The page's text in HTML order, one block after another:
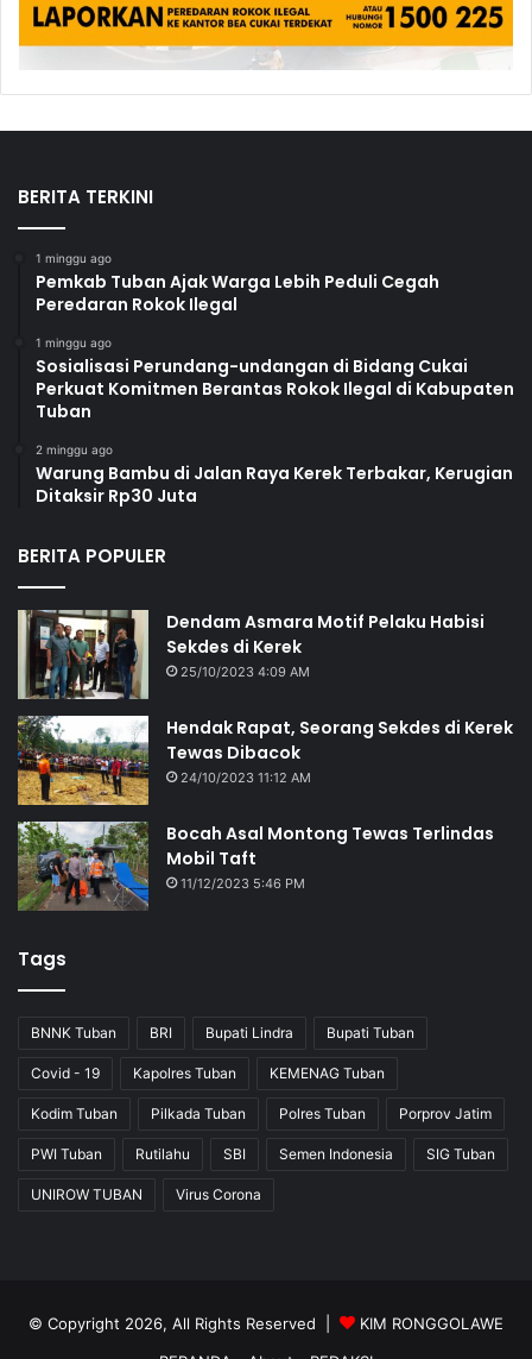
BERITA TERKINI
1 minggu ago
Pemkab Tuban Ajak Warga Lebih Peduli Cegah
Peredaran Rokok Ilegal
1 minggu ago
Sosialisasi Perundang-undangan di Bidang Cukai
Perkuat Komitmen Berantas Rokok Ilegal di Kabupaten
Tuban
2 minggu ago
Warung Bambu di Jalan Raya Kerek Terbakar, Kerugian
Ditaksir Rp30 Juta
BERITA POPULER
Dendam Asmara Motif Pelaku Habisi
Sekdes di Kerek
25/10/2023 4:09 AM
Hendak Rapat, Seorang Sekdes di Kerek
Tewas Dibacok
24/10/2023 11:12 AM
Bocah Asal Montong Tewas Terlindas
Mobil Taft
11/12/2023 5:46 PM
Tags
BNNK Tuban BRI Bupati Lindra Bupati Tuban
Covid - 19 Kapolres Tuban KEMENAG Tuban
Kodim Tuban Pilkada Tuban Polres Tuban Porprov Jatim
PWI Tuban Rutilahu SBI Semen Indonesia SIG Tuban
UNIROW TUBAN Virus Corona
© Copyright 2026, All Rights Reserved |
KIM RONGGOLAWE